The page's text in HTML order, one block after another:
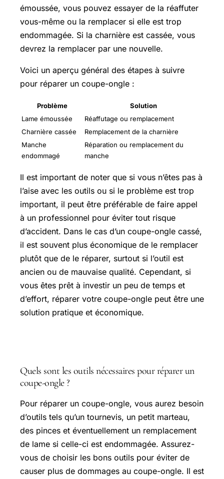
émoussée, vous pouvez essayer de la réaffuter
vous-même ou la remplacer si elle est trop
endommagée. Si la charnière est cassée, vous
devrez la remplacer par une nouvelle.
Voici un aperçu général des étapes à suivre
pour réparer un coupe-ongle :
Problème
Solution
Lame émoussée
Réaffutage ou remplacement
Charnière cassée
Remplacement de la charnière
Manche
endommagé
Réparation ou remplacement du
manche
Il est important de noter que si vous n’êtes pas à
l’aise avec les outils ou si le problème est trop
important, il peut être préférable de faire appel
à un professionnel pour éviter tout risque
d’accident. Dans le cas d’un coupe-ongle cassé,
il est souvent plus économique de le remplacer
plutôt que de le réparer, surtout si l’outil est
ancien ou de mauvaise qualité. Cependant, si
vous êtes prêt à investir un peu de temps et
d’effort, réparer votre coupe-ongle peut être une
solution pratique et économique.
Quels sont les outils nécessaires pour réparer un
coupe-ongle ?
Pour réparer un coupe-ongle, vous aurez besoin
d’outils tels qu’un tournevis, un petit marteau,
des pinces et éventuellement un remplacement
de lame si celle-ci est endommagée. Assurez-
vous de choisir les bons outils pour éviter de
causer plus de dommages au coupe-ongle. Il est